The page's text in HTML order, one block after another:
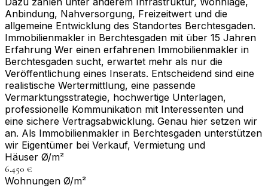
Anbindung, Nahversorgung, Freizeitwert und die
allgemeine Entwicklung des Standortes Berchtesgaden.
Immobilienmakler in Berchtesgaden mit über 15 Jahren
Erfahrung Wer einen erfahrenen Immobilienmakler in
Berchtesgaden sucht, erwartet mehr als nur die
Veröffentlichung eines Inserats. Entscheidend sind eine
realistische Wertermittlung, eine passende
Vermarktungsstrategie, hochwertige Unterlagen,
professionelle Kommunikation mit Interessenten und
eine sichere Vertragsabwicklung. Genau hier setzen wir
an. Als Immobilienmakler in Berchtesgaden unterstützen
wir Eigentümer bei Verkauf, Vermietung und
Häuser Ø/m²
6.450 €
Wohnungen Ø/m²